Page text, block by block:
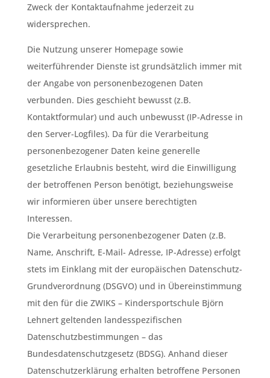
Zweck der Kontaktaufnahme jederzeit zu
widersprechen.
Die Nutzung unserer Homepage sowie
weiterführender Dienste ist grundsätzlich immer mit
der Angabe von personenbezogenen Daten
verbunden. Dies geschieht bewusst (z.B.
Kontaktformular) und auch unbewusst (IP-Adresse in
den Server-Logfiles). Da für die Verarbeitung
personenbezogener Daten keine generelle
gesetzliche Erlaubnis besteht, wird die Einwilligung
der betroffenen Person benötigt, beziehungsweise
wir informieren über unsere berechtigten
Interessen.
Die Verarbeitung personenbezogener Daten (z.B.
Name, Anschrift, E-Mail- Adresse, IP-Adresse) erfolgt
stets im Einklang mit der europäischen Datenschutz-
Grundverordnung (DSGVO) und in Übereinstimmung
mit den für die ZWIKS – Kindersportschule Björn
Lehnert geltenden landesspezifischen
Datenschutzbestimmungen – das
Bundesdatenschutzgesetz (BDSG). Anhand dieser
Datenschutzerklärung erhalten betroffene Personen